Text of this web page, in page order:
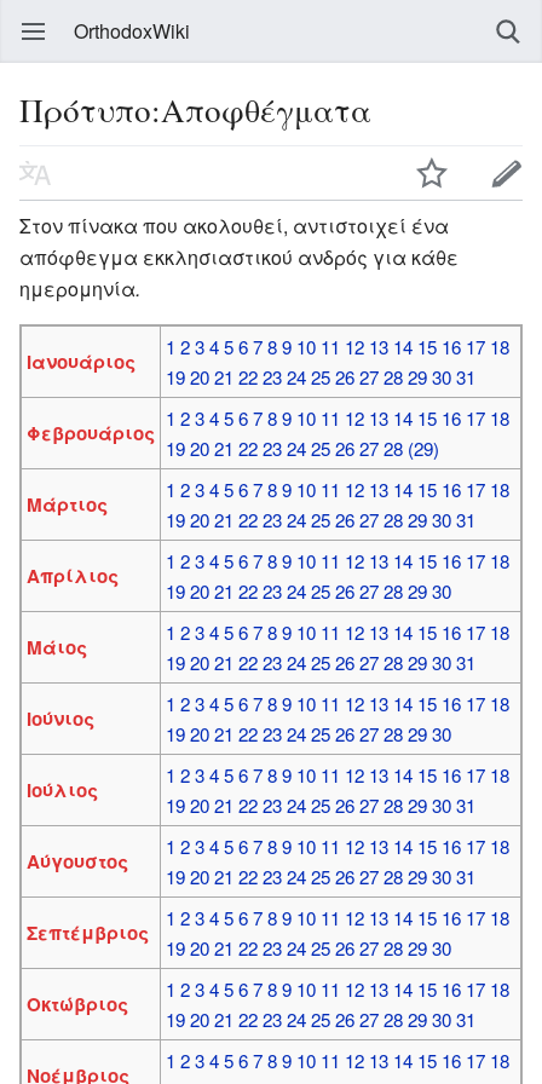
OrthodoxWiki
Πρότυπο:Αποφθέγματα
Στον πίνακα που ακολουθεί, αντιστοιχεί ένα
απόφθεγμα εκκλησιαστικού ανδρός για κάθε
ημερομηνία.
Ιανουάριος
1 23456789 10 11 12 13 14 15 16 17 18
192021 22232425262728293031
Φεβρουάριος
1 23456789 10 11 12 13 14 15 16 17 18
192021 22232425262728 (29)
Μάρτιος
1 23456789 10 11 12 13 14 15 16 17 18
192021 22232425262728293031
Απρίλιος
1 23456789 10 11 12 13 14 15 16 17 18
192021 222324252627282930
Μάιος
1 23456789 10 11 12 13 14 15 16 17 18
192021 22232425262728293031
Ιούνιος
1 23456789 10 11 12 13 14 15 16 17 18
192021 222324252627282930
Ιούλιος
1 23456789 10 11 12 13 14 15 16 17 18
192021 22232425262728293031
Αύγουστος
1 23456789 10 11 12 13 14 15 16 17 18
192021 22232425262728293031
Σεπτέμβριος
1 23456789 10 11 12 13 14 15 16 17 18
192021 222324252627282930
Οκτώβριος
1 23456789 10 11 12 13 14 15 16 17 18
192021 22232425262728293031
Νοέμβριος
1 23456789 10 11 12 13 14 15 16 17 18